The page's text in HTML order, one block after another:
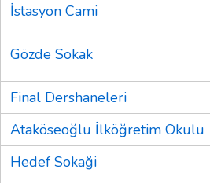
İstasyon Cami
Gözde Sokak
Final Dershaneleri
Ataköseoğlu İlköğretim Okulu
Hedef Sokaği